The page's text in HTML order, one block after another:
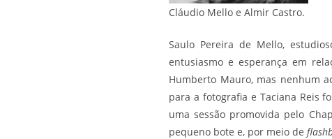
Cláudio Mello e Almir Castro.
Saulo Pereira de Mello,
entusiasmo e esperança em
Humberto Mauro, mas nenhum
para a fotografia e Taciana Reis
uma sessão promovida pelo
pequeno bote e, por meio de